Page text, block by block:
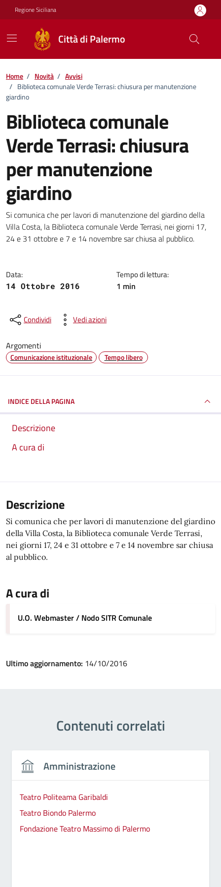
Vai ai contenuti
Vai al footer
Regione Siciliana
Città di Palermo
Home / Novità / Avvisi
/ Biblioteca comunale Verde Terrasi: chiusura per manutenzione
giardino
Biblioteca comunale
Verde Terrasi: chiusura
per manutenzione
giardino
Dettagli della notizia
Si comunica che per lavori di manutenzione del giardino della
Villa Costa, la Biblioteca comunale Verde Terrasi, nei giorni 17,
24 e 31 ottobre e 7 e 14 novembre sar chiusa al pubblico.
Data:
14 Ottobre 2016
Tempo di lettura:
1 min
Condividi Vedi azioni
Argomenti
Comunicazione istituzionale Tempo libero
INDICE DELLA PAGINA
Descrizione
A cura di
Descrizione
Si comunica che per lavori di manutenzione del giardino
della Villa Costa, la Biblioteca comunale Verde Terrasi,
nei giorni 17, 24 e 31 ottobre e 7 e 14 novembre sar chiusa
al pubblico.
A cura di
U.O. Webmaster / Nodo SITR Comunale
Ultimo aggiornamento: 14/10/2016
Contenuti correlati
Amministrazione
Teatro Politeama Garibaldi
Teatro Biondo Palermo
Fondazione Teatro Massimo di Palermo